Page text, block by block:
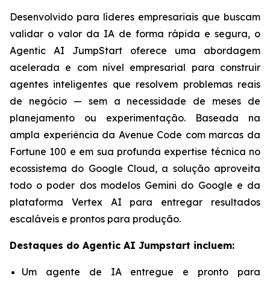
Desenvolvido para líderes empresariais que buscam
validar o valor da IA de forma rápida e segura, o
Agentic AI JumpStart oferece uma abordagem
acelerada e com nível empresarial para construir
agentes inteligentes que resolvem problemas reais
de negócio — sem a necessidade de meses de
planejamento ou experimentação. Baseada na
ampla experiência da Avenue Code com marcas da
Fortune 100 e em sua profunda expertise técnica no
ecossistema do Google Cloud, a solução aproveita
todo o poder dos modelos Gemini do Google e da
plataforma Vertex AI para entregar resultados
escaláveis e prontos para produção.
Destaques do Agentic AI Jumpstart incluem:
Um agente de IA entregue e pronto para